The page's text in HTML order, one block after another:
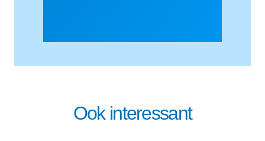
Ook interessant